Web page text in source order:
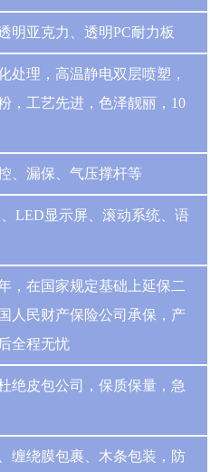
明亚克力、透明PC耐力板
处理，高温静电双层喷塑，
，工艺先进，色泽靓丽，10
、漏保、气压撑杆等
LED显示屏、滚动系统、语
，在国家规定基础上延保二
人民财产保险公司承保，产
全程无忧
绝皮包公司，保质保量，急
缠绕膜包裹、木条包装，防